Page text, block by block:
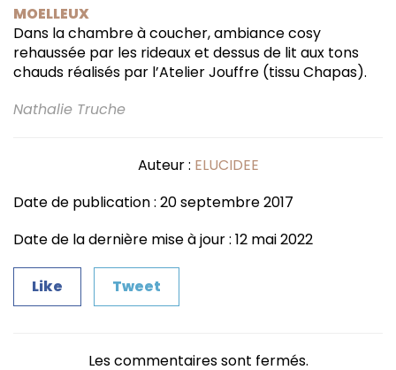
MOELLEUX
Dans la chambre à coucher, ambiance cosy
rehaussée par les rideaux et dessus de lit aux tons
chauds réalisés par l’Atelier Jouffre (tissu Chapas).
Nathalie Truche
Auteur : ELUCIDEE
Date de publication : 20 septembre 2017
Date de la dernière mise à jour : 12 mai 2022
Like Tweet
Les commentaires sont fermés.